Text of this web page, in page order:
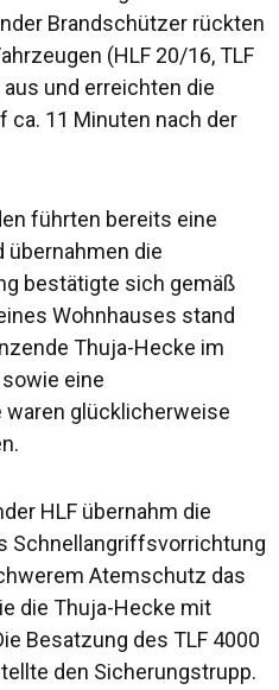
Brandschützer rückten
(HLF 20/16, TLF
aus und erreichten die
ca. 11 Minuten nach der
führten bereits eine
übernahmen die
bestätigte sich gemäß
Wohnhauses stand
Thuja-Hecke im
eine
waren glücklicherweise
HLF übernahm die
Schnellangriffsvorrichtung
Atemschutz das
die Thuja-Hecke mit
Besatzung des TLF 4000
den Sicherungstrupp.